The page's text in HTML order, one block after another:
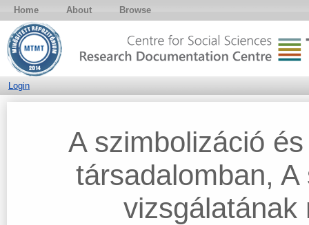
Home About Browse
Login
A szimbolizáció
társadalomban,
vizsgálatának